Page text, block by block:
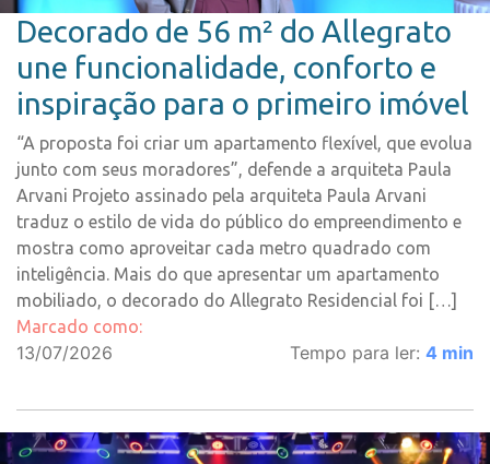
Decorado de 56 m² do Allegrato
une funcionalidade, conforto e
inspiração para o primeiro imóvel
“A proposta foi criar um apartamento flexível, que evolua
junto com seus moradores”, defende a arquiteta Paula
Arvani Projeto assinado pela arquiteta Paula Arvani
traduz o estilo de vida do público do empreendimento e
mostra como aproveitar cada metro quadrado com
inteligência. Mais do que apresentar um apartamento
mobiliado, o decorado do Allegrato Residencial foi […]
Marcado como:
13/07/2026 Tempo para ler: 4 min